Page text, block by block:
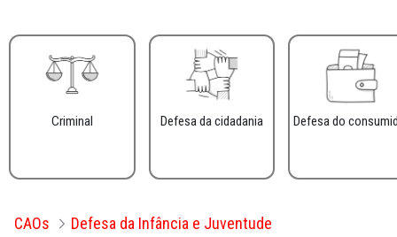
Criminal Defesa da cidadania Defesa do
CAOs
Defesa da Infância e Juventude